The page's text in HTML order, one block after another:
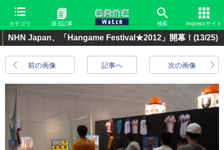
カテゴリ 過去記事 検索 Impressサイト
NHN Japan、「Hangame Festival★2012」開幕！ (13/25)
前の画像 次の画像
記事へ